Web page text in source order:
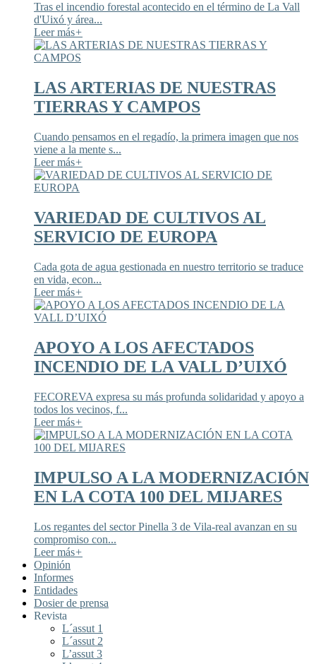
Tras el incendio forestal acontecido en el término de La Vall
d'Uixó y área...
Leer más+
LAS ARTERIAS DE NUESTRAS
TIERRAS Y CAMPOS
Cuando pensamos en el regadío, la primera imagen que nos
viene a la mente s...
Leer más+
VARIEDAD DE CULTIVOS AL
SERVICIO DE EUROPA
Cada gota de agua gestionada en nuestro territorio se traduce
en vida, econ...
Leer más+
APOYO A LOS AFECTADOS
INCENDIO DE LA VALL D’UIXÓ
FECOREVA expresa su más profunda solidaridad y apoyo a
todos los vecinos, f...
Leer más+
IMPULSO A LA MODERNIZACIÓN
EN LA COTA 100 DEL MIJARES
Los regantes del sector Pinella 3 de Vila-real avanzan en su
compromiso con...
Leer más+
Opinión
Informes
Entidades
Dosier de prensa
Revista
L´assut 1
L´assut 2
L’assut 3